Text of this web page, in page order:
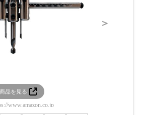
品を見る
www.amazon.co.jp
＞